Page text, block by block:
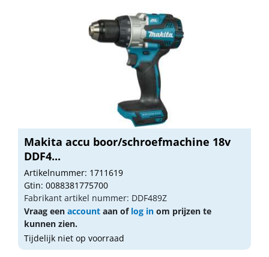
Makita accu boor/schroefmachine 18v
DDF4...
Artikelnummer: 1711619
Gtin: 0088381775700
Fabrikant artikel nummer: DDF489Z
Vraag een account aan of log in om prijzen te
kunnen zien.
Tijdelijk niet op voorraad